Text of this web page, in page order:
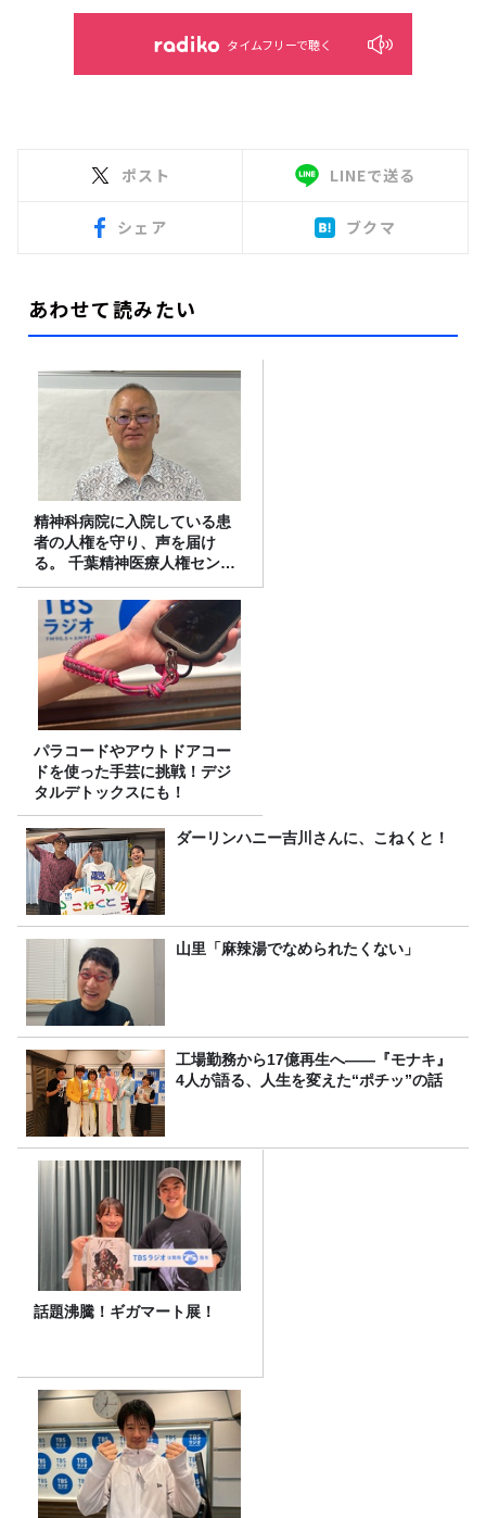
タイムフリーで聴く
ポスト LINEで送る
シェア ブクマ
あわせて読みたい
精神科病院に入院している患
者の人権を守り、声を届け
る。 千葉精神医療人権センタ
ーの取り組み
パラコードやアウトドアコー
ドを使った手芸に挑戦！デジ
タルデトックスにも！
ダーリンハニー吉川さんに、こねくと！
山里「麻辣湯でなめられたくない」
工場勤務から17億再生へ——『モナキ』
4人が語る、人生を変えた“ポチッ”の話
話題沸騰！ギガマート展！